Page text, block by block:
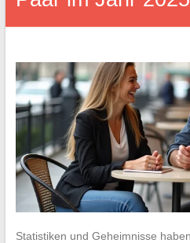
Statistiken und Geheimnisse